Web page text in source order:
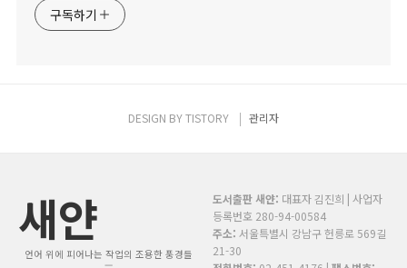
구독하기
DESIGN BYTISTORY 관리자
새얀
언어 위에 피어나는 작업의 조용한 풍경들
—
도서출판 새얀: 대표자 김진희 | 사업자
등록번호 280-94-00584
주소: 서울특별시 강남구 헌릉로 569길
21-30